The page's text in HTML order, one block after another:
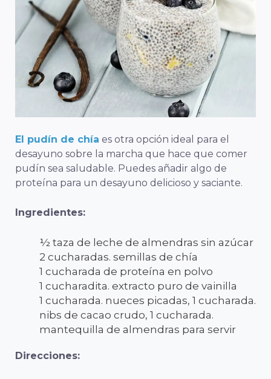
El pudín de chía es otra opción ideal para el
desayuno sobre la marcha que hace que comer
pudín sea saludable. Puedes añadir algo de
proteína para un desayuno delicioso y saciante.
Ingredientes:
½ taza de leche de almendras sin azúcar
2 cucharadas. semillas de chía
1 cucharada de proteína en polvo
1 cucharadita. extracto puro de vainilla
1 cucharada. nueces picadas, 1 cucharada.
nibs de cacao crudo, 1 cucharada.
mantequilla de almendras para servir
Direcciones: